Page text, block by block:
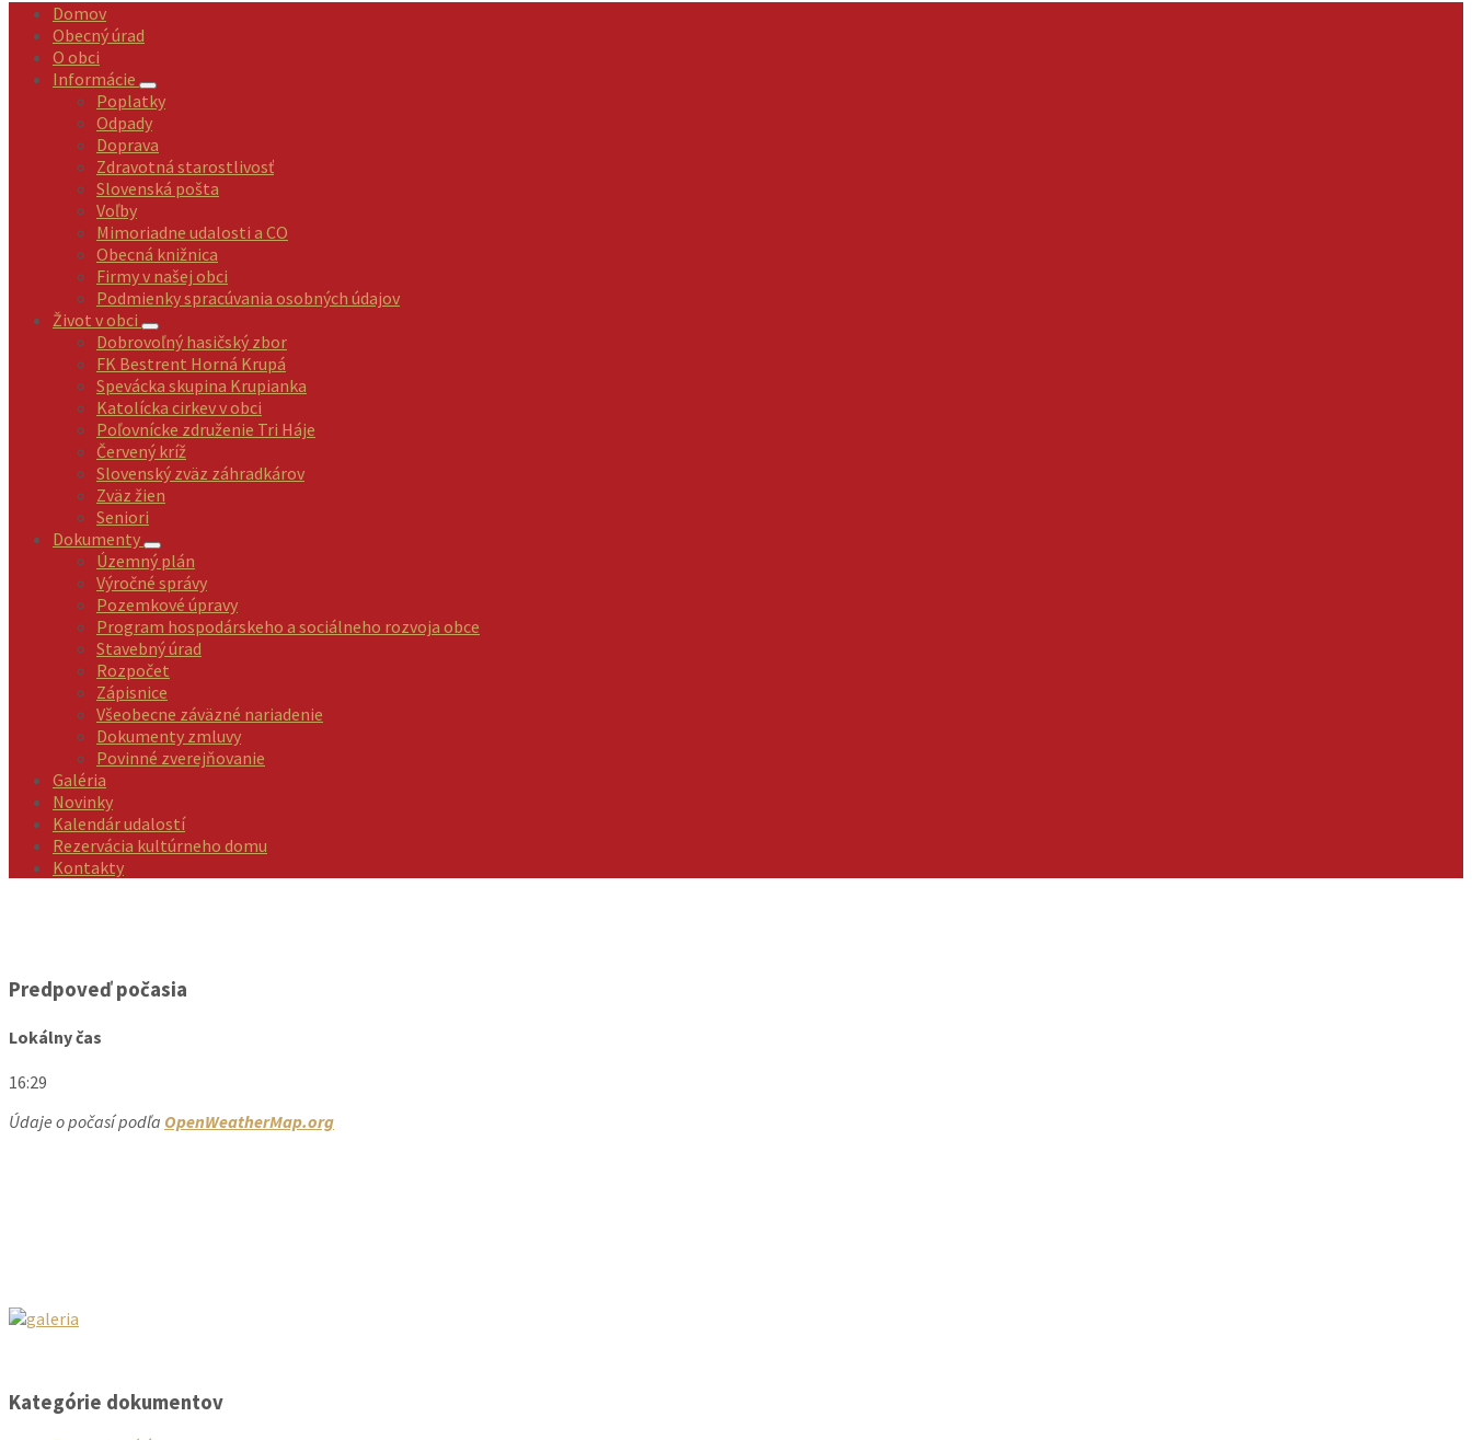
Domov
Obecný úrad
O obci
Informácie
Poplatky
Odpady
Doprava
Zdravotná starostlivosť
Slovenská pošta
Voľby
Mimoriadne udalosti a CO
Obecná knižnica
Firmy v našej obci
Podmienky spracúvania osobných údajov
Život v obci
Dobrovoľný hasičský zbor
FK Bestrent Horná Krupá
Spevácka skupina Krupianka
Katolícka cirkev v obci
Poľovnícke združenie Tri Háje
Červený kríž
Slovenský zväz záhradkárov
Zväz žien
Seniori
Dokumenty
Územný plán
Výročné správy
Pozemkové úpravy
Program hospodárskeho a sociálneho rozvoja obce
Stavebný úrad
Rozpočet
Zápisnice
Všeobecne záväzné nariadenie
Dokumenty zmluvy
Povinné zverejňovanie
Galéria
Novinky
Kalendár udalostí
Rezervácia kultúrneho domu
Kontakty
Predpoveď počasia
Lokálny čas
16:29
Údaje o počasí podľa OpenWeatherMap.org
Kategórie dokumentov